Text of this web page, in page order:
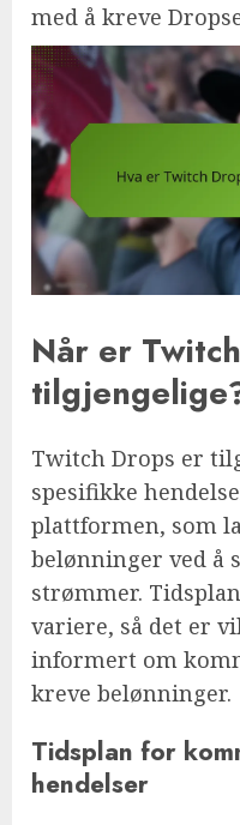
med å kreve
Når er
Twitch Drops er
spesifikke
plattformen, som
belønninger ved å
strømmer.
variere, så det er
informert om
kreve belønninger.
Tidsplan for
hendelser